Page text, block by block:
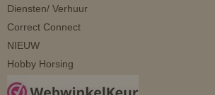
Diensten/ Verhuur
Correct Connect
NIEUW
Hobby Horsing